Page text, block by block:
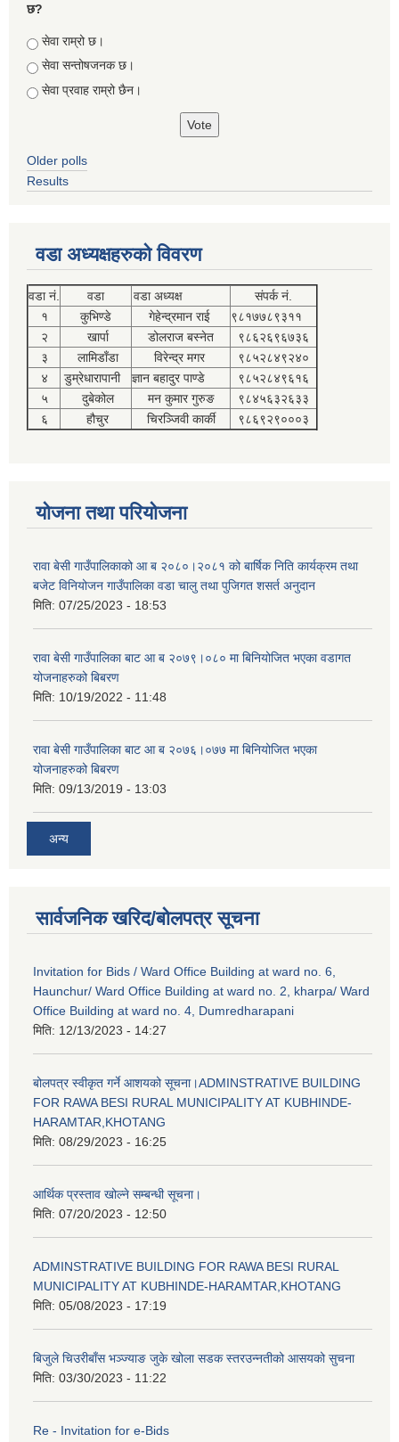
छ?
Choices
सेवा राम्रो छ।
सेवा सन्तोषजनक छ।
सेवा प्रवाह राम्रो छैन।
Older polls
Results
वडा अध्यक्षहरुको विवरण
वडा नं. वडा वडा अध्यक्ष
संपर्क नं.
१
कुभिण्डे गेहेन्द्रमान राई
९८१७७८९३११
२
खार्पा डोलराज बस्नेत
९८६२६९६७३६
३
लामिडाँडा विरेन्द्र मगर
९८५२८४९२४०
४
डुम्रेधारापानी ज्ञान बहादुर पाण्डे
९८५२८४९६१६
५
दुबेकोल मन कुमार गुरुङ
९८४५६३२६३३
६
हौचुर चिरञ्जिवी कार्की ९८६९२९०००३
योजना तथा परियोजना
रावा बेसी गाउँपालिकाको आ ब २०८०।२०८१ को बार्षिक निति कार्यक्रम तथा
बजेट विनियोजन गाउँपालिका वडा चालु तथा पुजिगत शसर्त अनुदान
मिति: 07/25/2023 - 18:53
रावा बेसी गाउँपालिका बाट आ ब २०७९।०८० मा बिनियोजित भएका वडागत
योजनाहरुको बिबरण
मिति: 10/19/2022 - 11:48
रावा बेसी गाउँपालिका बाट आ ब २०७६।०७७ मा बिनियोजित भएका
योजनाहरुको बिबरण
मिति: 09/13/2019 - 13:03
अन्य
सार्वजनिक खरिद/बोलपत्र सूचना
Invitation for Bids / Ward Office Building at ward no. 6,
Haunchur/ Ward Office Building at ward no. 2, kharpa/ Ward
Office Building at ward no. 4, Dumredharapani
मिति: 12/13/2023 - 14:27
बोलपत्र स्वीकृत गर्ने आशयको सूचना।ADMINSTRATIVE BUILDING
FOR RAWA BESI RURAL MUNICIPALITY AT KUBHINDE-
HARAMTAR,KHOTANG
मिति: 08/29/2023 - 16:25
आर्थिक प्रस्ताव खोल्ने सम्बन्धी सूचना।
मिति: 07/20/2023 - 12:50
ADMINSTRATIVE BUILDING FOR RAWA BESI RURAL
MUNICIPALITY AT KUBHINDE-HARAMTAR,KHOTANG
मिति: 05/08/2023 - 17:19
बिजुले चिउरीबाँस भञ्ज्याङ जुके खोला सडक स्तरउन्नतीको आसयको सुचना
मिति: 03/30/2023 - 11:22
Re - Invitation for e-Bids